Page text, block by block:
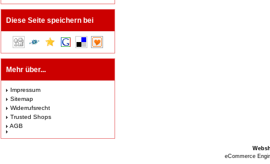
Diese Seite speichern bei
Mehr über...
Impressum
Sitemap
Widerrufsrecht
Trusted Shops
AGB
eCommerce